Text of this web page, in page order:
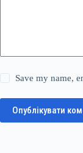
Save my name,
Опублікувати